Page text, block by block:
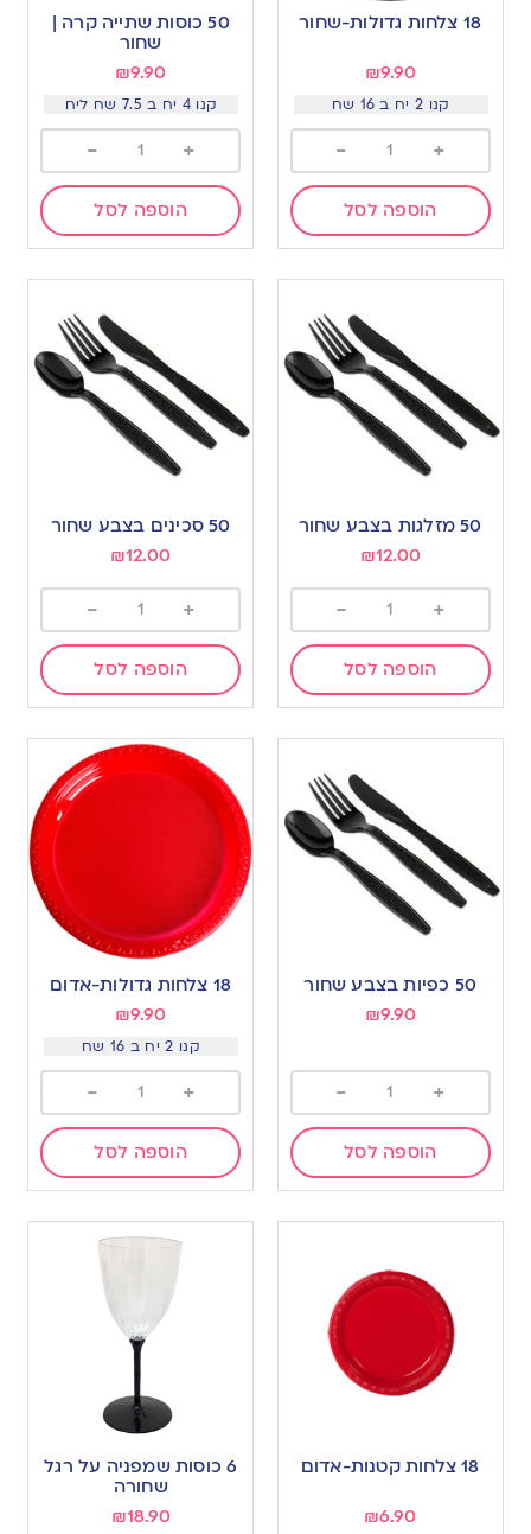
18 צלחות גדולות-שחור
₪9.90
קנו 2 יח ב 16 שח
+
-
הוספה לסל
50 כוסות שתייה קרה |
שחור
₪9.90
קנו 4 יח ב 7.5 שח ליח
+
-
הוספה לסל
50 מזלגות בצבע שחור
₪12.00
+
-
הוספה לסל
50 סכינים בצבע שחור
₪12.00
+
-
הוספה לסל
50 כפיות בצבע שחור
₪9.90
+
-
הוספה לסל
18 צלחות גדולות-אדום
₪9.90
קנו 2 יח ב 16 שח
+
-
הוספה לסל
18 צלחות קטנות-אדום
₪6.90
6 כוסות שמפניה על רגל
שחורה
₪18.90